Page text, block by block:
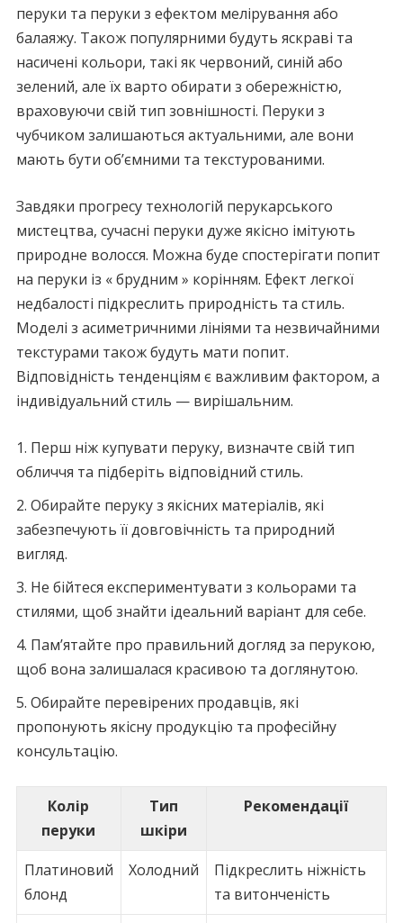
перуки та перуки з ефектом мелірування або
балаяжу. Також популярними будуть яскраві та
насичені кольори, такі як червоний, синій або
зелений, але їх варто обирати з обережністю,
враховуючи свій тип зовнішності. Перуки з
чубчиком залишаються актуальними, але вони
мають бути об’ємними та текстурованими.
Завдяки прогресу технологій перукарського
мистецтва, сучасні перуки дуже якісно імітують
природне волосся. Можна буде спостерігати попит
на перуки із « брудним » корінням. Ефект легкої
недбалості підкреслить природність та стиль.
Моделі з асиметричними лініями та незвичайними
текстурами також будуть мати попит.
Відповідність тенденціям є важливим фактором, а
індивідуальний стиль — вирішальним.
Перш ніж купувати перуку, визначте свій тип
обличчя та підберіть відповідний стиль.
Обирайте перуку з якісних матеріалів, які
забезпечують її довговічність та природний
вигляд.
Не бійтеся експериментувати з кольорами та
стилями, щоб знайти ідеальний варіант для себе.
Пам’ятайте про правильний догляд за перукою,
щоб вона залишалася красивою та доглянутою.
Обирайте перевірених продавців, які
пропонують якісну продукцію та професійну
консультацію.
Колір
перуки
Тип
шкіри
Рекомендації
Платиновий
блонд
Холодний
Підкреслить ніжність
та витонченість